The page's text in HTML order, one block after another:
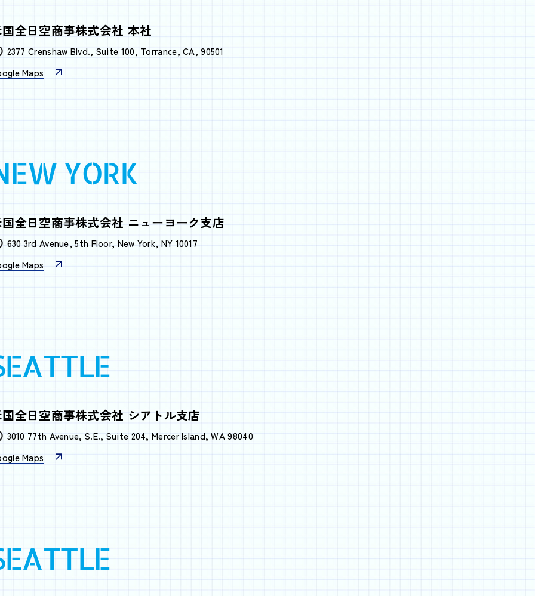
全日空商事株式会社 本社
2377 Crenshaw Blvd., Suite 100, Torrance, CA, 90501
Maps
YORK
全日空商事株式会社 ニューヨーク支店
630 3rd Avenue, 5th Floor, New York, NY 10017
Maps
全日空商事株式会社 シアトル支店
3010 77th Avenue, S.E., Suite 204, Mercer Island, WA 98040
Maps